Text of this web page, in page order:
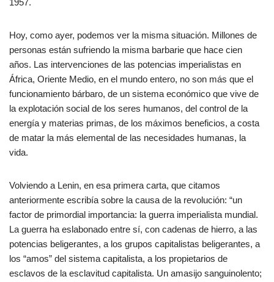
1957.
Hoy, como ayer, podemos ver la misma situación. Millones de
personas están sufriendo la misma barbarie que hace cien
años. Las intervenciones de las potencias imperialistas en
África, Oriente Medio, en el mundo entero, no son más que el
funcionamiento bárbaro, de un sistema económico que vive de
la explotación social de los seres humanos, del control de la
energía y materias primas, de los máximos beneficios, a costa
de matar la más elemental de las necesidades humanas, la
vida.
Volviendo a Lenin, en esa primera carta, que citamos
anteriormente escribía sobre la causa de la revolución: “un
factor de primordial importancia: la guerra imperialista mundial.
La guerra ha eslabonado entre sí, con cadenas de hierro, a las
potencias beligerantes, a los grupos capitalistas beligerantes, a
los “amos” del sistema capitalista, a los propietarios de
esclavos de la esclavitud capitalista. Un amasijo sanguinolento;